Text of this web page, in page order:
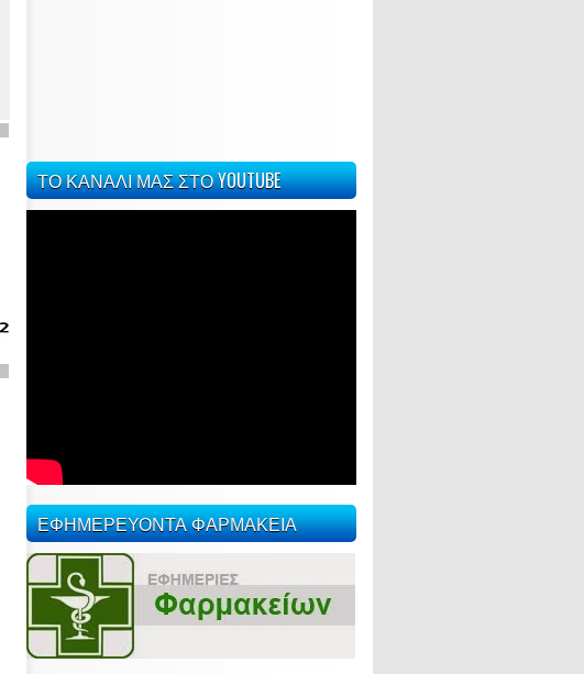
ΤΟ ΚΑΝΑΛΙ ΜΑΣ ΣΤΟ YOUTUBE
ΕΦΗΜΕΡΕΥΟΝΤΑ ΦΑΡΜΑΚΕΙΑ